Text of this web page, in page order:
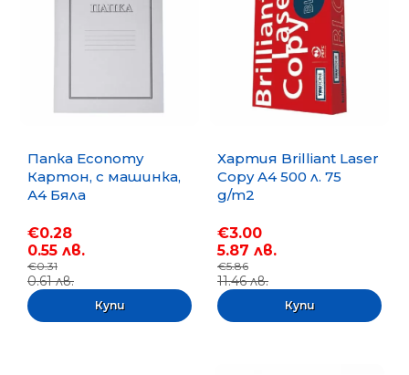
Папка Economy
Картон, с машинка,
А4 Бяла
€0.28
0.55 лв.
€0.31
0.61 лв.
Хартия Brilliant Laser
Copy A4 500 л. 75
g/m2
€3.00
5.87 лв.
€5.86
11.46 лв.